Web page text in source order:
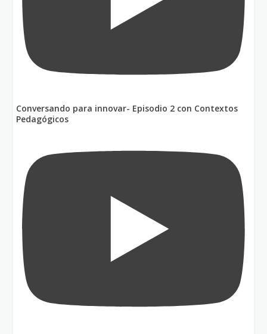
Conversando para innovar- Episodio 2 con Contextos
Pedagógicos